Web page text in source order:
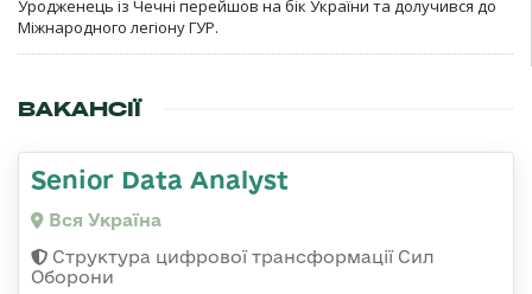
Уродженець із Чечні перейшов на бік України та долучився до
Міжнародного легіону ГУР.
ВАКАНСІЇ
Senior Data Analyst
Вся Україна
Структура цифрової трансформації Сил
Оборони